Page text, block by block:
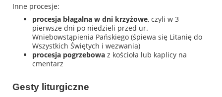
Inne procesje:
procesja błagalna w dni krzyżowe, czyli w 3
pierwsze dni po niedzieli przed ur.
Wniebowstąpienia Pańskiego (śpiewa się Litanię do
Wszystkich Świętych i wezwania)
procesja pogrzebowa z kościoła lub kaplicy na
cmentarz
Gesty liturgiczne